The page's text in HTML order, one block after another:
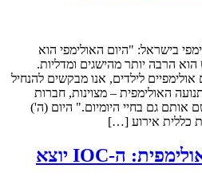
בישראל: "היום האולימפי הוא
הוא הרבה יותר מהישגים ומדליות.
לילדים, אנו מבקשים להנחיל
האולימפית – מצוינות, חברות
אותם גם בחיי היומיום." היום (ה')
כללית אירוע […]
היסטוריה בתנועה האולימפית: ה-IOC יוצא